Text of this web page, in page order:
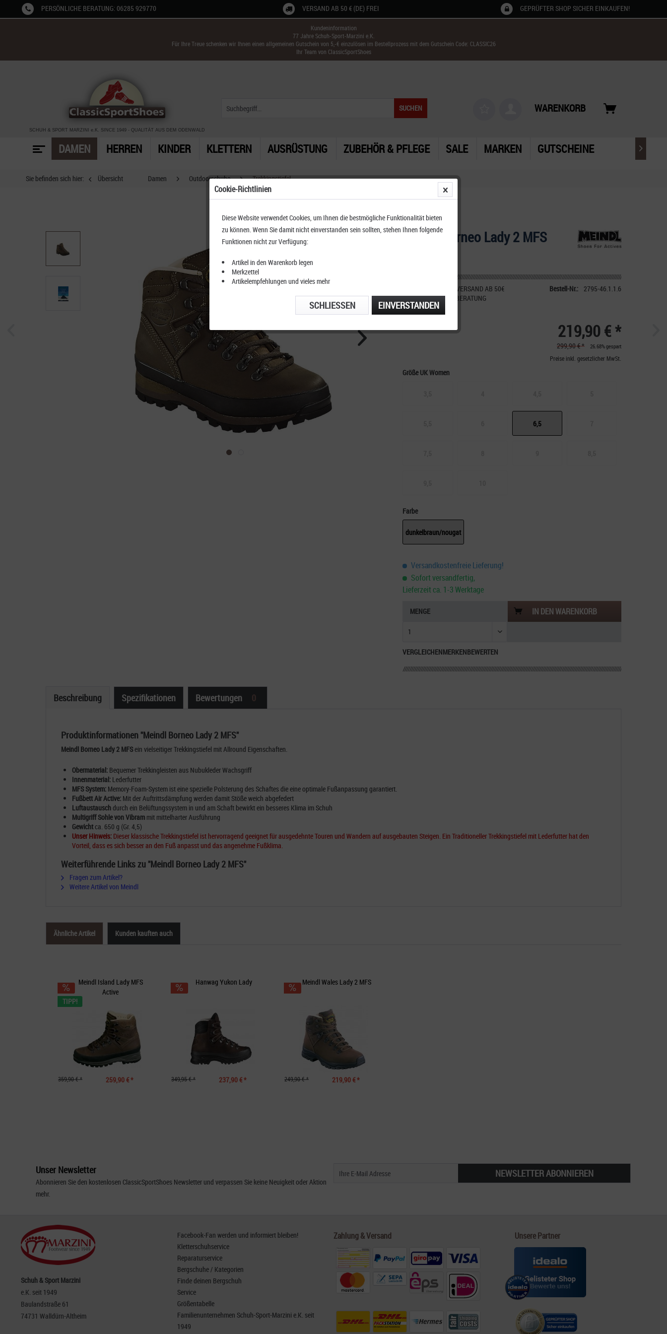
PERSÖNLICHE BERATUNG: 06285 929770 VERSAND AB 50 € (DE) FREI GEPRÜFTER SHOP SICHER EINKAUFEN!
Kundeninformation
77 Jahre Schuh-Sport-Marzini e.K.
Für Ihre Treue schenken wir Ihnen einen allgemeinen Gutschein von 5,-€ einzulösen im Bestellprozess mit dem Gutschein Code: CLASSIC26
Ihr Team von ClassicSportShoes
SCHUH & SPORT MARZINI e.K. SINCE 1949 - QUALITÄT AUS DEM ODENWALD
SUCHEN WARENKORB
DAMEN HERREN KINDER KLETTERN AUSRÜSTUNG ZUBEHÖR & PFLEGE SALE MARKEN GUTSCHEINE 
Sie befinden sich hier: Übersicht Damen Outdoorschuhe Trekkingstiefel
Meindl Borneo Lady 2 MFS
KOSTENFREIER VERSAND AB 50€
TELEFONISCHE BERATUNG
Bestell-Nr.: 2795-46.1.1.6
219,90 € *
299,90 € * 26.68% gespart
Preise inkl. gesetzlicher MwSt.
Größe UK Women
6,5
Farbe
dunkelbraun/nougat
Versandkostenfreie Lieferung!
Sofort versandfertig,
Lieferzeit ca. 1-3 Werktage
MENGE IN DENWARENKORB
VERGLEICHENMERKENBEWERTEN
Beschreibung Spezifikationen Bewertungen 0
Produktinformationen "Meindl Borneo Lady 2 MFS"
Meindl Borneo Lady 2 MFSein vielseitiger Trekkingstiefel mit Allround Eigenschaften.
Obermaterial: Bequemer Trekkingleisten aus Nubukleder Wachsgriff
Innenmaterial: Lederfutter
MFS System: Memory-Foam-System ist eine spezielle Polsterung des Schaftes die eine optimale Fußanpassung garantiert.
Fußbett Air Active: Mit der Auftrittsdämpfung werden damit Stöße weich abgefedert
Luftaustauschdurch ein Belüftungssystem in und am Schaft bewirkt ein besseres Klima im Schuh
Multigriff Sohle von Vibram mit mittelharter Ausführung
Gewichtca. 650 g (Gr. 4,5)
Unser Hinweis: Dieser klassische Trekkingstiefel ist hervorragend geeignet für ausgedehnte Touren und Wandern auf ausgebauten Steigen. Ein Traditioneller Trekkingstiefel mit Lederfutter hat den
Vorteil, dass es sich besser an den Fuß anpasst und das angenehme Fußklima.
Weiterführende Links zu "Meindl Borneo Lady 2 MFS"
Fragen zum Artikel?
Weitere Artikel von Meindl
Ähnliche Artikel Kunden kauften auch
TIPP!
259,90 € *
359,90 € *
Meindl Island Lady MFS
Active
237,90 € *
349,95 € *
Hanwag Yukon Lady
219,90 € *
249,90 € *
Meindl Wales Lady 2 MFS
Unser Newsletter
Abonnieren Sie den kostenlosen ClassicSportShoes Newsletter und verpassen Sie keine Neuigkeit oder Aktion
mehr.
NEWSLETTER ABONNIEREN
Schuh & Sport Marzini
e.K. seit 1949
Baulandstraße 61
74731 Walldürn-Altheim
Facebook-Fan werden und informiert bleiben!
Kletterschuhservice
Reparaturservice
Bergschuhe / Kategorien
Finde deinen Bergschuh
Service
Größentabelle
Familienunternehmen Schuh-Sport-Marzini e.K. seit
1949
Zahlung & Versand Unsere Partner
Cookie-Richtlinien
Diese Website verwendet Cookies, um Ihnen die bestmögliche Funktionalität bieten
zu können. Wenn Sie damit nicht einverstanden sein sollten, stehen Ihnen folgende
Funktionen nicht zur Verfügung:
Artikel in den Warenkorb legen
Merkzettel
Artikelempfehlungen und vieles mehr
EINVERSTANDEN
SCHLIESSEN